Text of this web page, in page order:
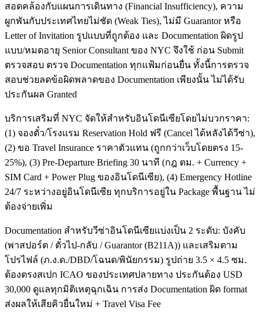
สอดคล้องกับแผนการเดินทาง (Financial Insufficiency), ความ
ผูกพันกับประเทศไทยไม่ชัด (Weak Ties), ไม่มี Guarantor หรือ
Letter of Invitation รูปแบบที่ถูกต้อง และ Documentation ผิดรูป
แบบ/หมดอายุ Senior Consultant ของ NYC จึงใช้ ก่อน Submit
ตรวจสอบ ตรวจ Documentation ทุกแฟ้มก่อนยื่น ทั้งนี้การตรวจ
สอบช่วยลดข้อผิดพลาดของ Documentation เพียงนั้น ไม่ได้รับ
ประกันผล Granted
บริการเสริมที่ NYC จัดให้สำหรับอินโดนีเซียโดยไม่บวกราคา:
(1) จองตั๋ว/โรงแรม Reservation Hold ฟรี (Cancel ได้หลังได้วีซ่า),
(2) ขอ Travel Insurance ราคาตัวแทน (ถูกกว่าเว็บโดยตรง 15-
25%), (3) Pre-Departure Briefing 30 นาที (กฎ ตม. + Currency +
SIM Card + Power Plug ของอินโดนีเซีย), (4) Emergency Hotline
24/7 ระหว่างอยู่อินโดนีเซีย ทุกบริการอยู่ใน Package พื้นฐาน ไม่
ต้องจ่ายเพิ่ม
Documentation สำหรับวีซ่าอินโดนีเซียแบ่งเป็น 2 ระดับ: บังคับ
(พาสปอร์ต / ตั๋วไป-กลับ / Guarantor (B211A)) และเสริมตาม
โปรไฟล์ (ภ.ง.ด./DBD/โฉนด/พินัยกรรม) รูปถ่าย 3.5 × 4.5 ซม.
ต้องตรงสเปก ICAO ของประเทศปลายทาง ประกันต้อง USD
30,000 ดูแลทุกมิติเหตุฉุกเฉิน การส่ง Documentation ผิด format
ส่งผลให้เสียคิวยื่นใหม่ + Travel Visa Fee